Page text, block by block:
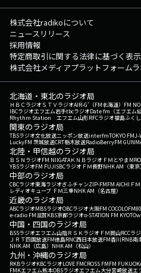
株式会社radikoについて
ニュースリリース
採用情報
特定商取引に関する法律に基づく表示
株式会社メディアプラットフォーム
北海道・東北のラジオ局
ＨＢＣラジオＳＴＶラジオAIR-G'（FM北海道） FM
IBCラジオエフエム岩手tbcラジオDate fm（エフエム仙
Rhythm Station エフエム山形RFCラジオ福島ふく
関東のラジオ局
TBSラジオ文化放送ニッポン放送interfmTOKYO FMJ-
LuckyFM 茨城放送CRT栃木放送RadioBerryFM
北陸・甲信越のラジオ局
ＢＳＮラジオFM NIIGATAＫＮＢラジオ ＦＭとやま
YBSラジオFM FUJISBCラジオ ＦＭ長野NHK AM（東京）
中部のラジオ局
CBCラジオ東海ラジオぎふチャンZIP-FMFM AICHI Ｆ
レディオキューブ ＦＭ三重NHK AM（名古屋）
近畿のラジオ局
ABCラジオMBSラジオOBCラジオ大阪FM COCOLO
e-radio FM滋賀KBS京都ラジオα-STATION FM KYOTO
中国・四国のラジオ局
BSSラジオエフエム山陰ＲＳＫラジオ ＦＭ岡山RCCラ
ＪＲＴ四国放送FM徳島RNC西日本放送FM香川RNB南
NHK AM（広島） NHK AM（松山）
九州・沖縄のラジオ局
RKBラジオKBCラジオLOVE FMCROSS FMFM
FMKエフエム熊本OBSラジオエフエム大分宮崎放送エ